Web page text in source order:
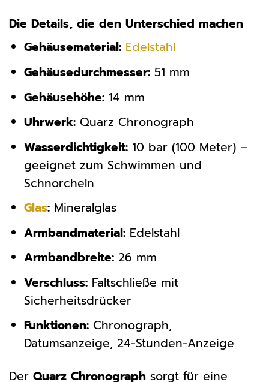
Die Details, die den Unterschied machen
Gehäusematerial: Edelstahl
Gehäusedurchmesser:51 mm
Gehäusehöhe:14 mm
Uhrwerk:Quarz Chronograph
Wasserdichtigkeit:10 bar (100 Meter) –
geeignet zum Schwimmen und
Schnorcheln
Glas:Mineralglas
Armbandmaterial:Edelstahl
Armbandbreite:26 mm
Verschluss:Faltschließe mit
Sicherheitsdrücker
Funktionen:Chronograph,
Datumsanzeige, 24-Stunden-Anzeige
Der Quarz Chronograph sorgt für eine